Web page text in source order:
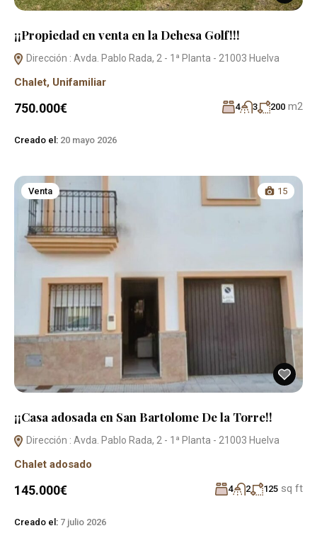
¡¡Propiedad en venta en la Dehesa Golf!!!
Dirección : Avda. Pablo Rada, 2 - 1ª Planta - 21003 Huelva
Chalet, Unifamiliar
750.000€ 4 3 200 m2
Creado el: 20 mayo 2026
Venta 15
¡¡Casa adosada en San Bartolome De la Torre!!
Dirección : Avda. Pablo Rada, 2 - 1ª Planta - 21003 Huelva
Chalet adosado
145.000€ 4 2 125 sq ft
Creado el: 7 julio 2026